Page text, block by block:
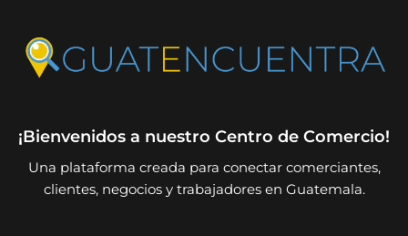
¡Bienvenidos a nuestro Centro de Comercio!
Una plataforma creada para conectar comerciantes,
clientes, negocios y trabajadores en Guatemala.